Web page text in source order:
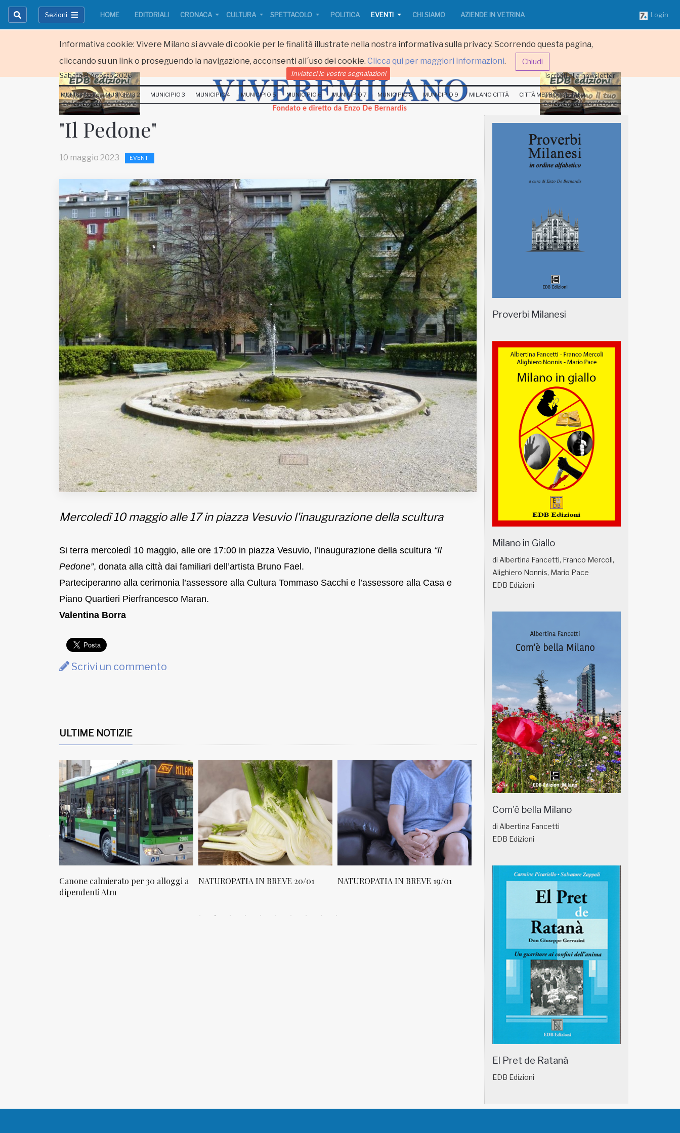
Informativa cookie: Vivere Milano si avvale di cookie per le finalità illustrate nella nostra informativa sulla privacy. Scorrendo questa pagina,
cliccando su un link o proseguendo la navigazione, acconsenti all´uso dei cookie. Clicca qui per maggiori informazioni. Chiudi
Sezioni HOME EDITORIALI CRONACA CULTURA SPETTACOLO POLITICA EVENTI CHI SIAMO AZIENDE IN VETRINA Login
Inviateci le vostre segnalazioni
Iscriviti alla newsletter
www.viveremilano.info
Fondato e diretto da Enzo De
EDB edizioni - Via Brivio angolo C.
Imbonati, 89 20159 Milano (Italia)
Informativa sulla privacy
Sabato 8 Agosto 2026 Inviateci le vostre segnalazioni Iscriviti alla newsletter
MUNICIPIO 1 MUNICIPIO 2 MUNICIPIO 3 MUNICIPIO 4 MUNICIPIO 5 MUNICIPIO 6 MUNICIPIO 7 MUNICIPIO 8 MUNICIPIO 9 MILANO CITTÀ CITTÀ METROPOLITANA
"Il Pedone"
10 maggio 2023 EVENTI
Mercoledì 10 maggio alle 17 in piazza Vesuvio l'inaugurazione della scultura
Si terra mercoledì 10 maggio, alle ore 17:00 in piazza Vesuvio, l’inaugurazione della scultura “Il
Pedone”, donata alla città dai familiari dell’artista Bruno Fael.
Parteciperanno alla cerimonia l’assessore alla Cultura Tommaso Sacchi e l’assessore alla Casa e
Piano Quartieri Pierfrancesco Maran.
Valentina Borra
Scrivi un commento
ULTIME NOTIZIE
Canone calmierato per 30 alloggi a
dipendenti Atm
NATUROPATIA IN BREVE 20/01 NATUROPATIA IN BREVE 19/01 NATUROPATIA IN BREVE 18/01
Proverbi Milanesi
Milano in Giallo
di Albertina Fancetti, Franco Mercoli,
Alighiero Nonnis, Mario Pace
EDB Edizioni
Com'è bella Milano
di Albertina Fancetti
EDB Edizioni
El Pret de Ratanà
EDB Edizioni